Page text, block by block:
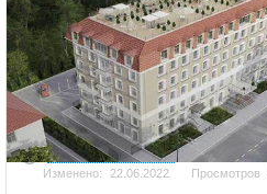
Добавить фотографию
Изменено:
22.06.2022 Просмотров